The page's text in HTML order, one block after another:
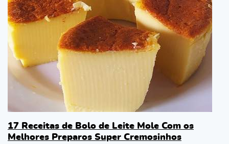
17 Receitas de Bolo de Leite Mole Com os
Melhores Preparos Super Cremosinhos